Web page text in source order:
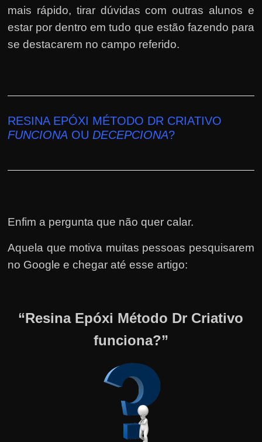
mais rápido, tirar dúvidas com outras alunos e
estar por dentro em tudo que estão fazendo para
se destacarem no campo referido.
RESINA EPÓXI MÉTODO DR CRIATIVO
FUNCIONA OUDECEPCIONA?
Enfim a pergunta que não quer calar.
Aquela que motiva muitas pessoas pesquisarem
no Google e chegar até esse artigo:
“Resina Epóxi Método Dr Criativo
funciona?”